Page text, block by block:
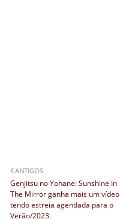
ANTIGOS
Genjitsu no Yohane: Sunshine In
The Mirror ganha mais um vídeo
tendo estreia agendada para o
Verão/2023.